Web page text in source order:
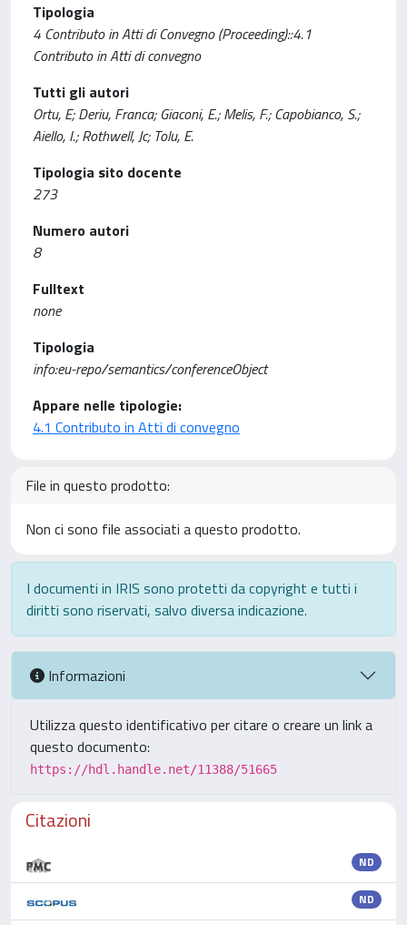
Tipologia
4 Contributo in Atti di Convegno (Proceeding)::4.1
Contributo in Atti di convegno
Tutti gli autori
Ortu, E; Deriu, Franca; Giaconi, E.; Melis, F.; Capobianco, S.;
Aiello, I.; Rothwell, Jc; Tolu, E.
Tipologia sito docente
273
Numero autori
8
Fulltext
none
Tipologia
info:eu-repo/semantics/conferenceObject
Appare nelle tipologie:
4.1 Contributo in Atti di convegno
File in questo prodotto:
Non ci sono file associati a questo prodotto.
I documenti in IRIS sono protetti da copyright e tutti i
diritti sono riservati, salvo diversa indicazione.
Informazioni
Utilizza questo identificativo per citare o creare un link a
questo documento:
https://hdl.handle.net/11388/51665
Citazioni
ND
ND